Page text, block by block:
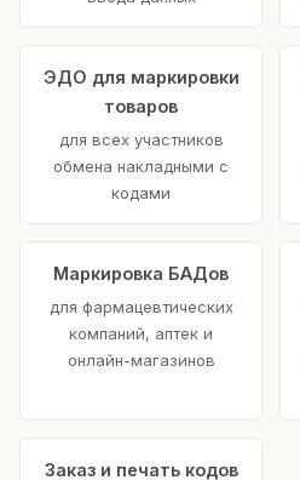
ЭДО для маркировки
товаров
для всех участников
обмена накладными с
кодами
Маркировка БАДов
для фармацевтических
компаний, аптек и
онлайн-магазинов
Заказ и печать кодов